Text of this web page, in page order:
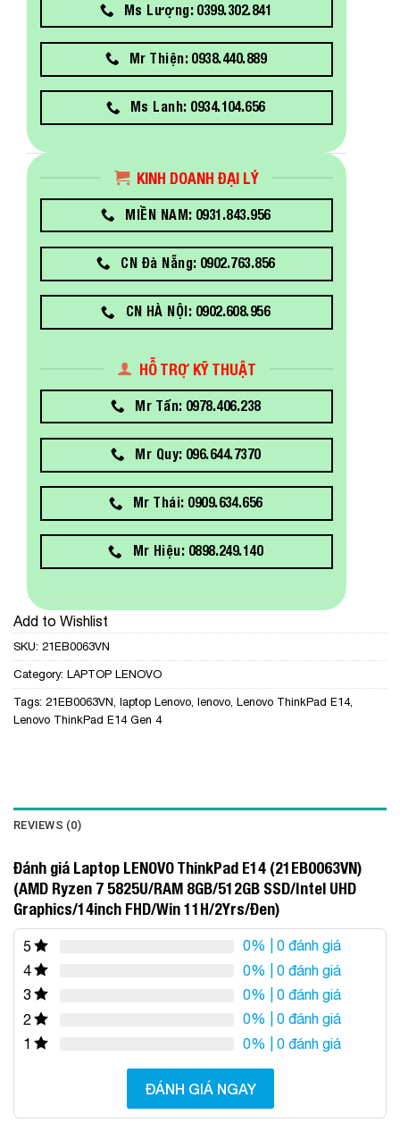
Ms Lượng: 0399.302.841
Mr Thiện: 0938.440.889
Ms Lanh: 0934.104.656
KINH DOANH ĐẠI LÝ
MIỀN NAM: 0931.843.956
CN Đà Nẵng: 0902.763.856
CN HÀ NỘI: 0902.608.956
HỖ TRỢ KỸ THUẬT
Mr Tấn: 0978.406.238
Mr Quy: 096.644.7370
Mr Thái: 0909.634.656
Mr Hiệu: 0898.249.140
Add to Wishlist
SKU: 21EB0063VN
Category: LAPTOP LENOVO
Tags: 21EB0063VN laptop Lenovo lenovo Lenovo ThinkPad E14,
Lenovo ThinkPad E14 Gen 4
REVIEWS (0)
Đánh giá Laptop LENOVO ThinkPad E14 (21EB0063VN)
(AMD Ryzen 7 5825U/RAM 8GB/512GB SSD/Intel UHD
Graphics/14inch FHD/Win 11H/2Yrs/Đen)
5 0% | 0 đánh giá
4
0% | 0 đánh giá
3
0% | 0 đánh giá
2
0% | 0 đánh giá
1
0% | 0 đánh giá
ĐÁNH GIÁ NGAY